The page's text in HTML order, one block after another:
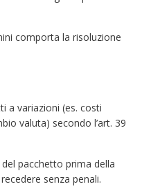
comporta la risoluzione
a variazioni (es. costi
valuta) secondo l’art. 39
pacchetto prima della
senza penali.